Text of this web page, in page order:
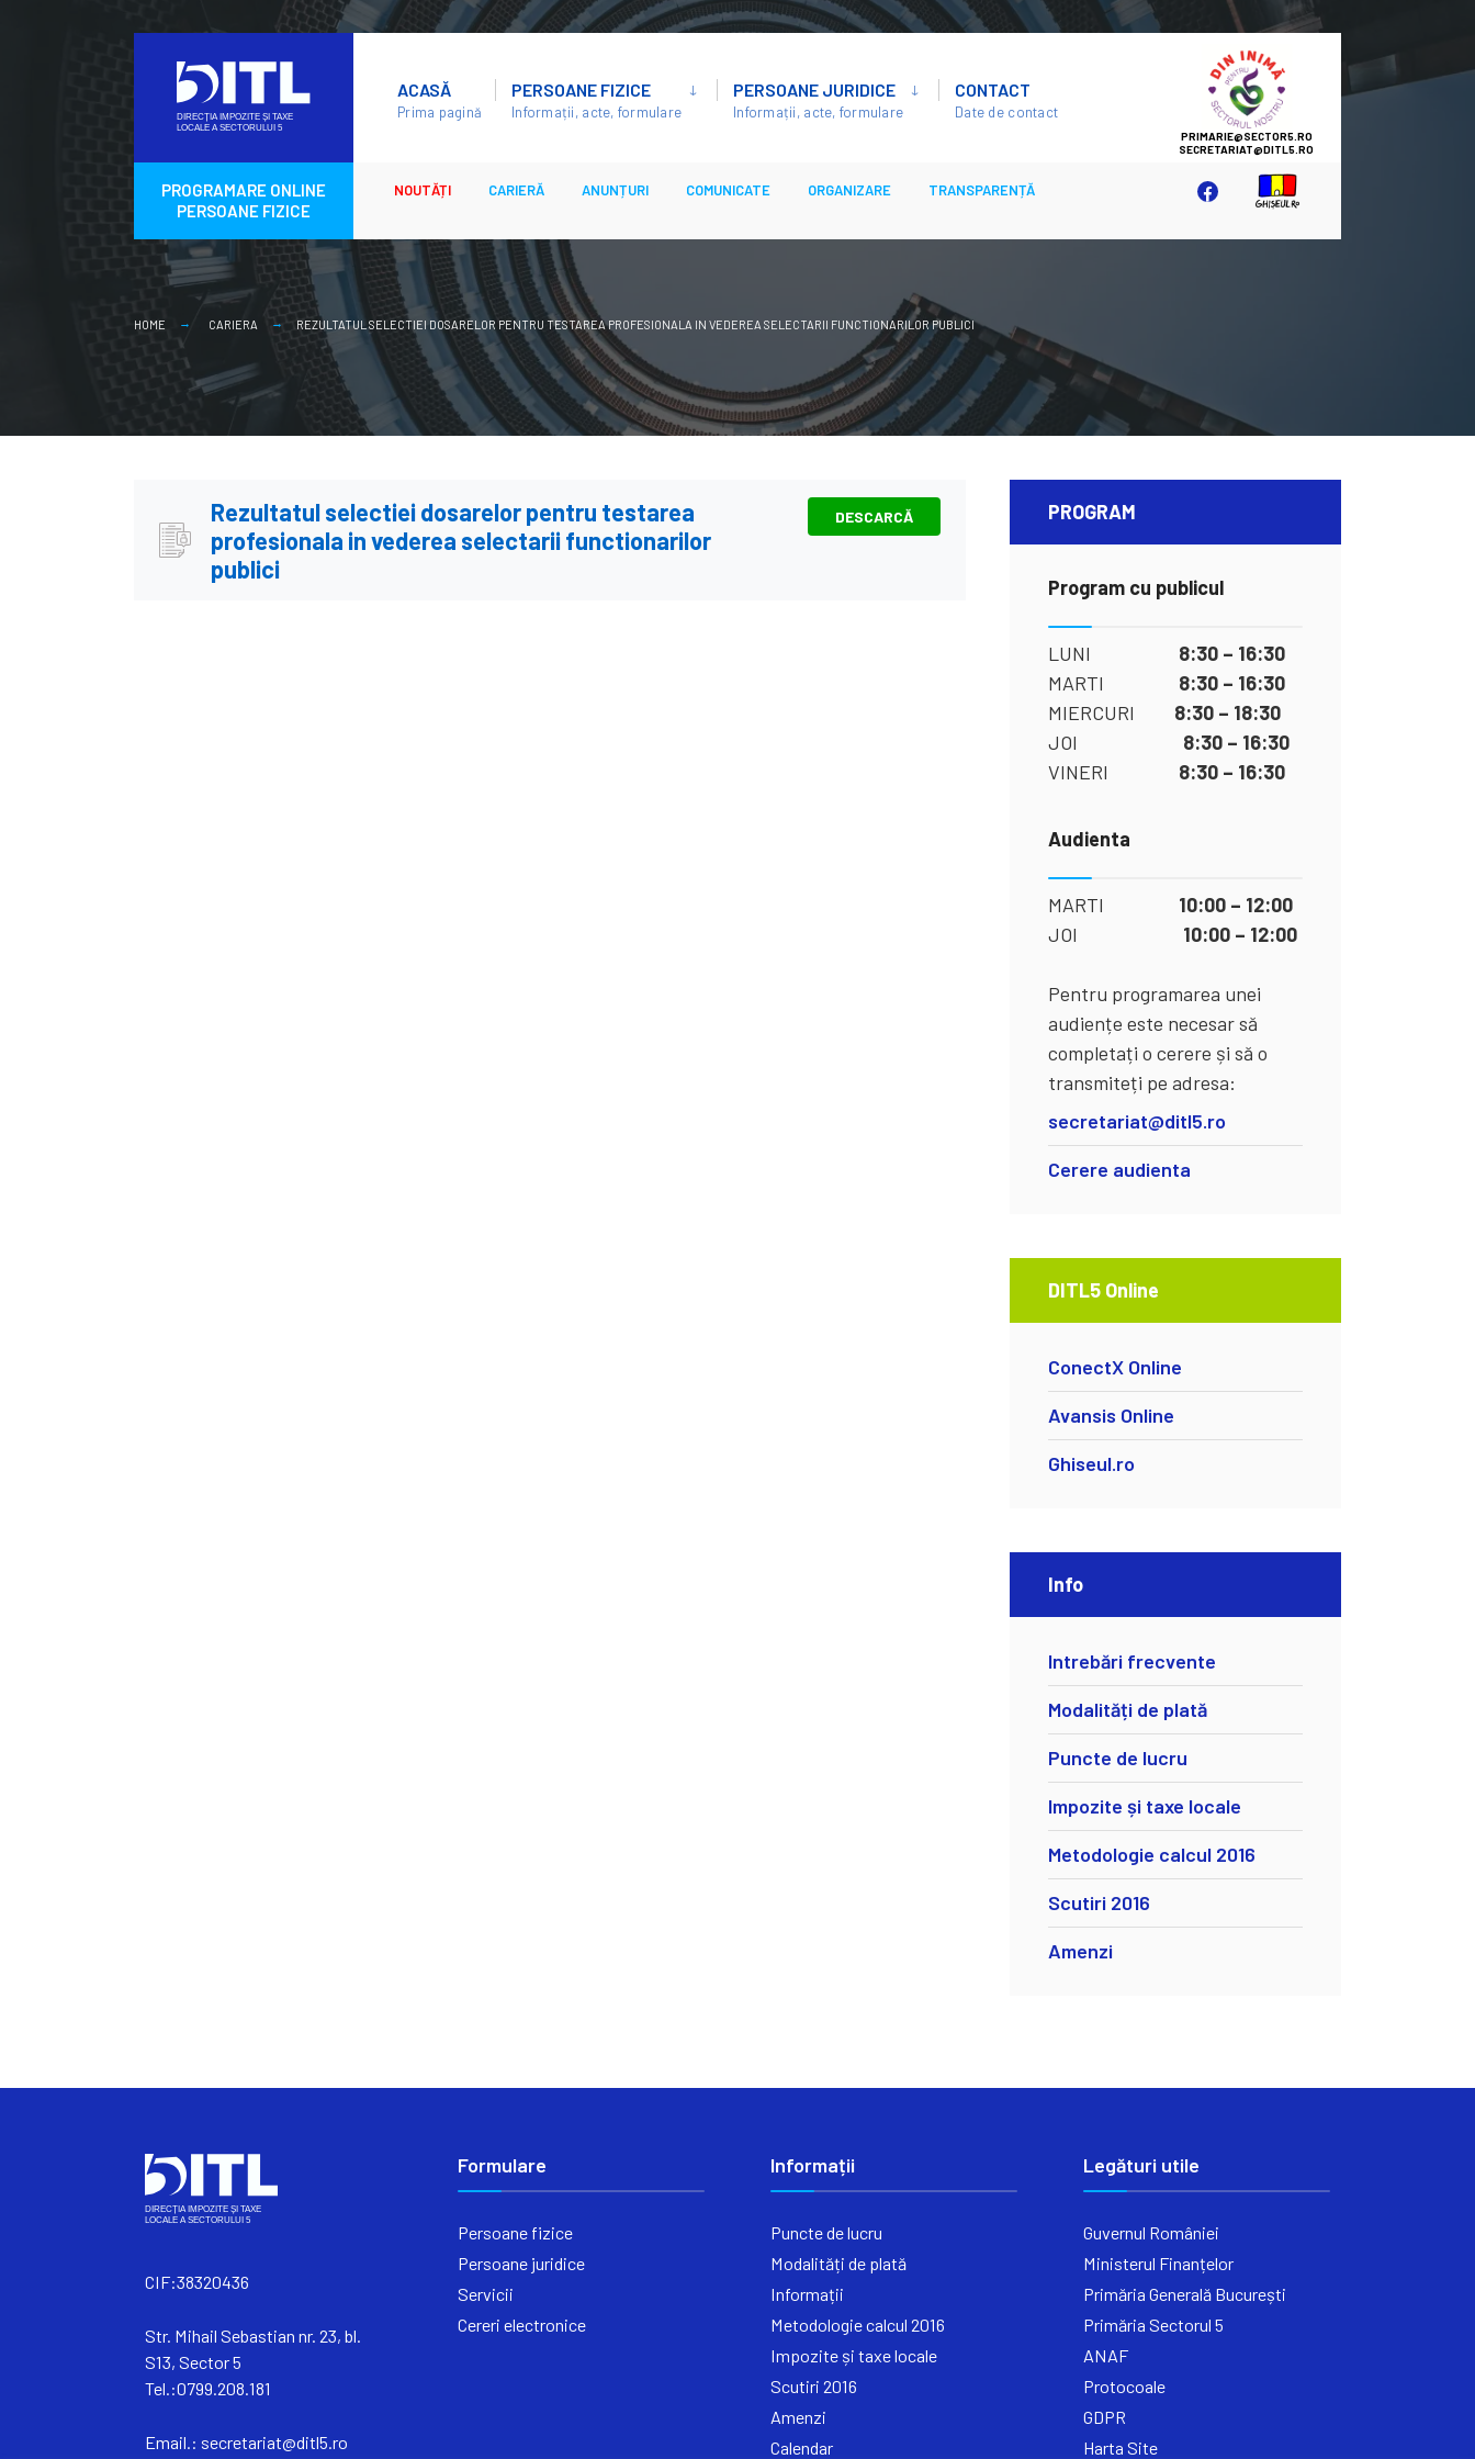
content
ACASĂ
Prima pagină
PERSOANE FIZICE
Informații, acte, formulare
PERSOANE JURIDICE
Informații, acte, formulare
CONTACT
Date de contact
SECTOR
5
PROGRAMARE ONLINE
PERSOANE FIZICE
NOUTĂȚI CARIERĂ ANUNȚURI COMUNICATE ORGANIZARE TRANSPARENȚĂ
HOME CARIERA REZULTATUL SELECTIEI DOSARELOR PENTRU TESTAREA PROFESIONALA IN VEDEREA SELECTARII FUNCTIONARILOR PUBLICI
Rezultatul selectiei dosarelor pentru testarea
profesionala in vederea selectarii functionarilor
publici
DESCARCĂ PROGRAM
Program cu publicul
LUNI 8:30 – 16:30
MARTI 8:30 – 16:30
MIERCURI 8:30 – 18:30
JOI 8:30 – 16:30
VINERI 8:30 – 16:30
Audienta
MARTI 10:00 – 12:00
JOI 10:00 – 12:00
Pentru programarea unei
audiențe este necesar să
completați o cerere și să o
transmiteți pe adresa:
secretariat@ditl5.ro
Cerere audienta
DITL5 Online
ConectX Online
Avansis Online
Ghiseul.ro
Info
Intrebări frecvente
Modalități de plată
Puncte de lucru
Impozite și taxe locale
Metodologie calcul 2016
Scutiri 2016
Amenzi
CIF:38320436
Str. Mihail Sebastian nr. 23, bl.
S13, Sector 5
Tel.:0799.208.181
Email.: secretariat@ditl5.ro
Formulare
Persoane fizice
Persoane juridice
Servicii
Cereri electronice
Informații
Puncte de lucru
Modalități de plată
Informații
Metodologie calcul 2016
Impozite și taxe locale
Scutiri 2016
Amenzi
Calendar
Legături utile
Guvernul României
Ministerul Finanțelor
Primăria Generală București
Primăria Sectorul 5
ANAF
Protocoale
GDPR
Harta Site